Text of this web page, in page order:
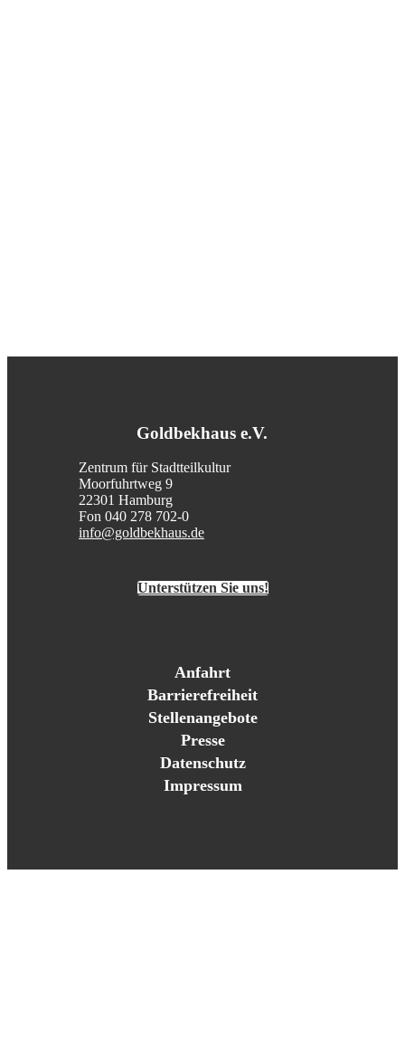
Goldbekhaus e.V.
Zentrum für Stadtteilkultur
Moorfuhrtweg 9
22301 Hamburg
Fon 040 278 702-0
info@goldbekhaus.de
Unterstützen Sie uns!
Anfahrt
Barrierefreiheit
Stellenangebote
Presse
Datenschutz
Impressum